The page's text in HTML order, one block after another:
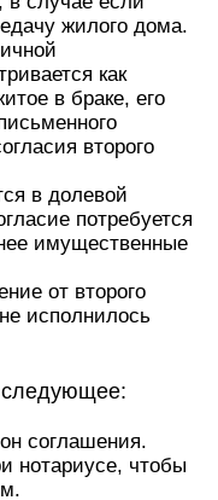
жилого дома.
как
в браке, его
второго
в долевой
потребуется
имущественные
от второго
исполнилось
следующее:
соглашения.
нотариусе, чтобы